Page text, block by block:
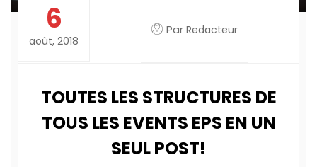
6
août, 2018
Par Redacteur
TOUTES LES STRUCTURES DE
TOUS LES EVENTS EPS EN UN
SEUL POST!